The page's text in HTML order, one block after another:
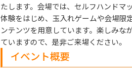
たします。会場では、セルフハンドマ
体験をはじめ、玉入れゲームや会場限
ンテンツを用意しています。楽しみな
ていますので、是非ご来場ください。
イベント概要